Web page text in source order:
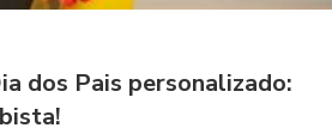
dos Pais personalizado: